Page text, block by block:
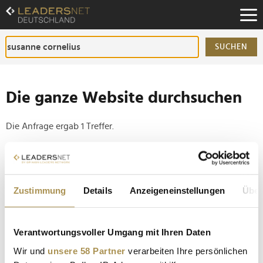
Zustimmung Details Anzeigeneinstellungen
Verantwortungsvoller Umgang mit Ihren Daten
Wir und unsere 58 Partner verarbeiten Ihre persönlichen
Zum
Inhalt
Zur
Fußzeilen-
Navigation
SUCHEN
Die ganze Website durchsuchen
Die Anfrage ergab 1 Treffer.
Tipp
Setzen Sie die gesuchten Wörter zwischen
Anführungszeichen: zb "Vorname Nachname".
Die Sieger der Start-up-Challenge "Beauty Futures"
stehen fest